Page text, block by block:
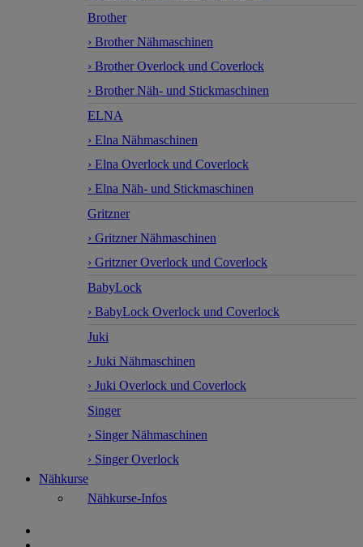
Brother
› Brother Nähmaschinen
› Brother Overlock und Coverlock
› Brother Näh- und Stickmaschinen
ELNA
› Elna Nähmaschinen
› Elna Overlock und Coverlock
› Elna Näh- und Stickmaschinen
Gritzner
› Gritzner Nähmaschinen
› Gritzner Overlock und Coverlock
BabyLock
› BabyLock Overlock und Coverlock
Juki
› Juki Nähmaschinen
› Juki Overlock und Coverlock
Singer
› Singer Nähmaschinen
› Singer Overlock
Nähkurse
Nähkurse-Infos